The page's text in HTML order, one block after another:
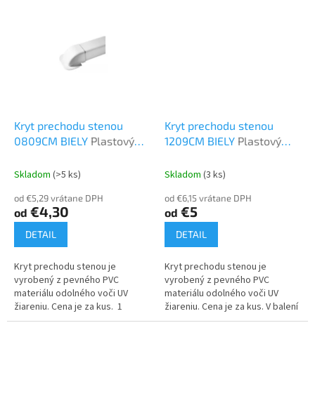
Kryt prechodu stenou
0809CM BIELY Plastový
Skladom (>5 ks)
od €5,29 vrátane DPH
od €4,30
DETAIL
Kryt prechodu stenou je
vyrobený z pevného PVC
materiálu odolného voči UV
žiareniu. Cena je za kus. 1
balenie = 6 ks
Kryt prechodu stenou
1209CM BIELY Plastový
Skladom (3 ks)
od €6,15 vrátane DPH
od €5
DETAIL
Kryt prechodu stenou je
vyrobený z pevného PVC
materiálu odolného voči UV
žiareniu. Cena je za kus. V balení
sú 4 kusy.